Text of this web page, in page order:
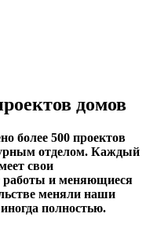
домов
более 500 проектов
отделом. Каждый
свои
работы и меняющиеся
меняли наши
полностью.